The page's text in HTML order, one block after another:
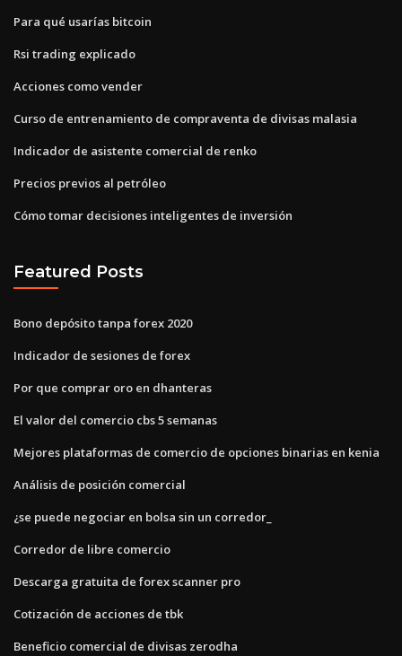
Para qué usarías bitcoin
Rsi trading explicado
Acciones como vender
Curso de entrenamiento de compraventa de divisas malasia
Indicador de asistente comercial de renko
Precios previos al petróleo
Cómo tomar decisiones inteligentes de inversión
Featured Posts
Bono depósito tanpa forex 2020
Indicador de sesiones de forex
Por que comprar oro en dhanteras
El valor del comercio cbs 5 semanas
Mejores plataformas de comercio de opciones binarias en kenia
Análisis de posición comercial
¿se puede negociar en bolsa sin un corredor_
Corredor de libre comercio
Descarga gratuita de forex scanner pro
Cotización de acciones de tbk
Beneficio comercial de divisas zerodha